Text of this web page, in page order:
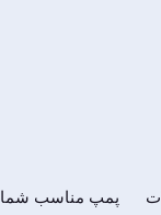
پمپ مناسب شما